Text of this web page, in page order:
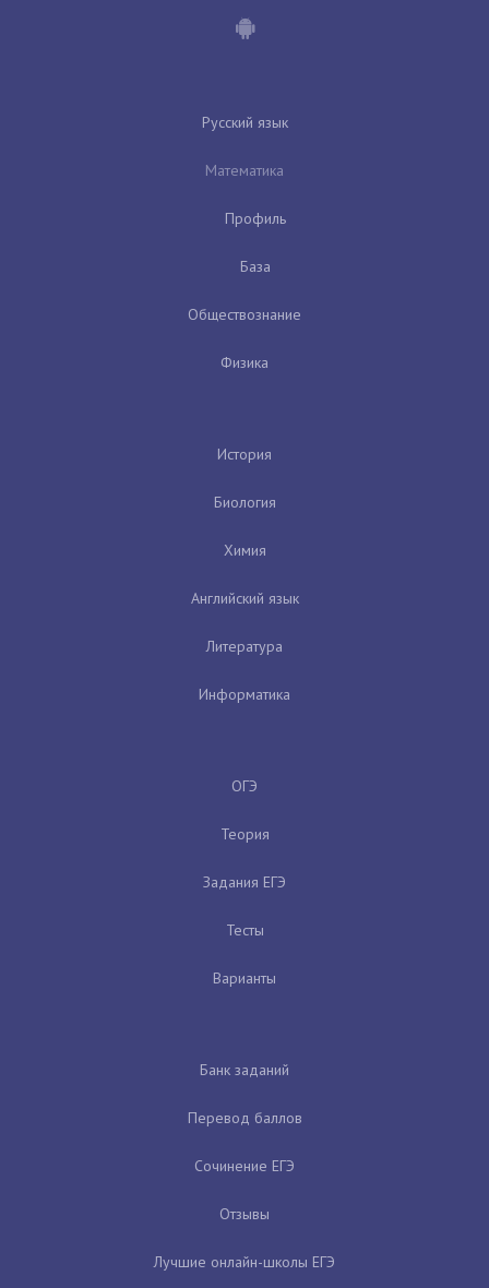
Русский язык
Математика
Профиль
База
Обществознание
Физика
История
Биология
Химия
Английский язык
Литература
Информатика
ОГЭ
Теория
Задания ЕГЭ
Тесты
Варианты
Банк заданий
Перевод баллов
Сочинение ЕГЭ
Отзывы
Лучшие онлайн-школы ЕГЭ